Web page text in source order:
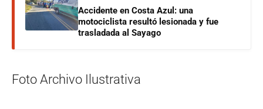
Accidente en Costa Azul: una
motociclista resultó lesionada y fue
trasladada al Sayago
Foto Archivo Ilustrativa